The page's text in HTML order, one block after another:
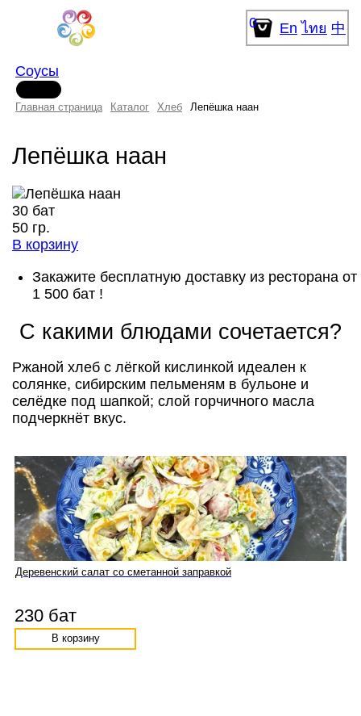
0 En ไทย 中
Соусы
Главная страница Каталог Хлеб Лепёшка наан
Лепёшка наан
30 бат
50 гр.
В корзину
Закажите бесплатную доставку из ресторана от
1 500 бат !
С какими блюдами сочетается?
Ржаной хлеб с лёгкой кислинкой идеален к
солянке, сибирским пельменям в бульоне и
селёдке под шапкой; слой горчичного масла
подчеркнёт вкус.
Деревенский салат со сметанной заправкой
230 бат
В корзину